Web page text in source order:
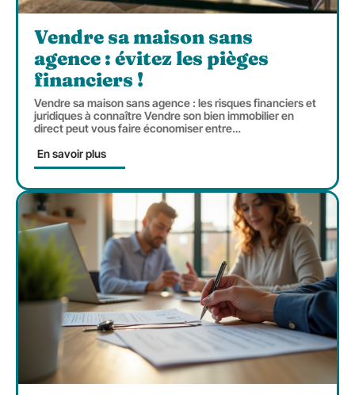
Vendre sa maison sans
agence : évitez les pièges
financiers !
Vendre sa maison sans agence : les risques financiers et
juridiques à connaître Vendre son bien immobilier en
direct peut vous faire économiser entre…
En savoir plus